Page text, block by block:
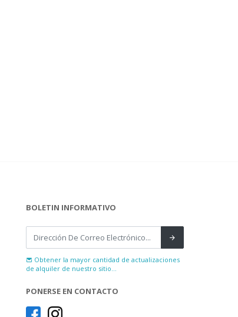
BOLETIN INFORMATIVO
Obtener la mayor cantidad de actualizaciones
de alquiler de nuestro sitio...
PONERSE EN CONTACTO